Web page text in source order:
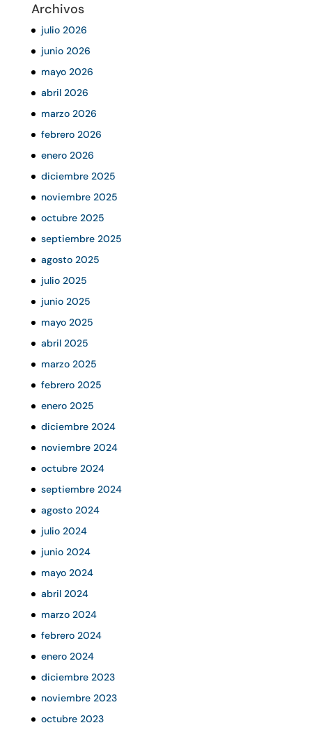
Archivos
julio 2026
junio 2026
mayo 2026
abril 2026
marzo 2026
febrero 2026
enero 2026
diciembre 2025
noviembre 2025
octubre 2025
septiembre 2025
agosto 2025
julio 2025
junio 2025
mayo 2025
abril 2025
marzo 2025
febrero 2025
enero 2025
diciembre 2024
noviembre 2024
octubre 2024
septiembre 2024
agosto 2024
julio 2024
junio 2024
mayo 2024
abril 2024
marzo 2024
febrero 2024
enero 2024
diciembre 2023
noviembre 2023
octubre 2023